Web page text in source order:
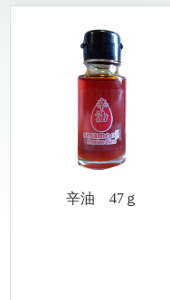
辛油 47ｇ